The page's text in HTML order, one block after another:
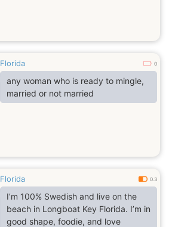
Florida 0
any woman who is ready to mingle,
married or not married
Florida 0.3
I’m 100% Swedish and live on the
beach in Longboat Key Florida. I’m in
good shape, foodie, and love